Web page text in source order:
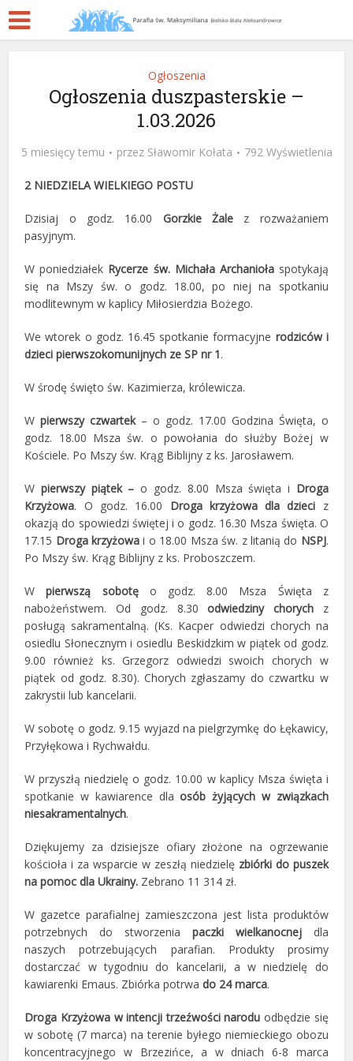
Ogłoszenia
Ogłoszenia duszpasterskie –
1.03.2026
5 miesięcy temu przez Sławomir Kołata 792 Wyświetlenia
2 NIEDZIELA WIELKIEGO POSTU
Dzisiaj o godz. 16.00 Gorzkie Żale z rozważaniem
pasyjnym.
W poniedziałek Rycerze św. Michała Archaniołaspotykają
się na Mszy św. o godz. 18.00, po niej na spotkaniu
modlitewnym w kaplicy Miłosierdzia Bożego.
We wtorek o godz. 16.45 spotkanie formacyjne rodziców i
dzieci pierwszokomunijnych ze SP nr 1.
W środę święto św. Kazimierza, królewicza.
Wpierwszy czwartek – o godz. 17.00 Godzina Święta, o
godz. 18.00 Msza św. o powołania do służby Bożej w
Kościele. Po Mszy św. Krąg Biblijny z ks. Jarosławem.
W pierwszy piątek –o godz. 8.00 Msza święta i Droga
Krzyżowa. O godz. 16.00 Droga krzyżowa dla dzieci z
okazją do spowiedzi świętej i o godz. 16.30 Msza święta. O
17.15 Droga krzyżowai o 18.00 Msza św. z litanią do NSPJ.
Po Mszy św. Krąg Biblijny z ks. Proboszczem.
Wpierwszą sobotęo godz. 8.00 Msza Święta z
nabożeństwem. Od godz. 8.30odwiedziny chorych z
posługą sakramentalną. (Ks. Kacper odwiedzi chorych na
osiedlu Słonecznym i osiedlu Beskidzkim w piątek od godz.
9.00 również ks. Grzegorz odwiedzi swoich chorych w
piątek od godz. 8.30). Chorych zgłaszamy do czwartku w
zakrystii lub kancelarii.
W sobotę o godz. 9.15 wyjazd na pielgrzymkę do Łękawicy,
Przyłękowa i Rychwałdu.
W przyszłą niedzielę o godz. 10.00 w kaplicy Msza święta i
spotkanie w kawiarence dlaosób żyjących w związkach
niesakramentalnych.
Dziękujemy za dzisiejsze ofiary złożone na ogrzewanie
kościoła i za wsparcie w zeszłą niedzielę zbiórki do puszek
na pomoc dla Ukrainy. Zebrano 11 314 zł.
W gazetce parafialnej zamieszczona jest lista produktów
potrzebnych do stworzenia paczki wielkanocnejdla
naszych potrzebujących parafian. Produkty prosimy
dostarczać w tygodniu do kancelarii, a w niedzielę do
kawiarenki Emaus. Zbiórka potrwado 24 marca.
Droga Krzyżowa w intencji trzeźwości naroduodbędzie się
w sobotę (7 marca) na terenie byłego niemieckiego obozu
koncentracyjnego w Brzezińce, a w dniach 6-8 marca